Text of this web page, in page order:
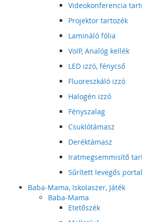
Videokonferencia
Projektor tartozék
Lamináló fólia
VoIP, Analóg kellék
LED izzó, fénycső
Fluoreszkáló izzó
Halogén izzó
Fényszalag
Csuklótámasz
Deréktámasz
Iratmegsemmisítő
Sűrített levegős
Baba-Mama, Iskolaszer, Játék
Baba-Mama
Etetőszék